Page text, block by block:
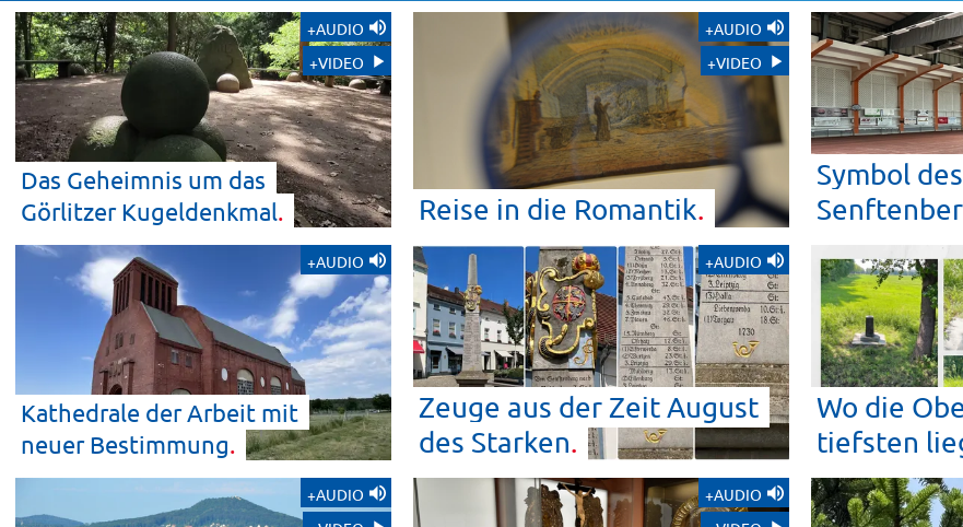
Das Geheimnis um das
GörlitzerKugeldenkmal
+AUDIO
+VIDEO
Reise in die Romantik
+AUDIO
+VIDEO
Symbol
Kathedrale der Arbeit mit
neuerBestimmung
+AUDIO
Zeuge aus der Zeit August
des Starken
+AUDIO
Wo die
tiefsten
+AUDIO
+AUDIO